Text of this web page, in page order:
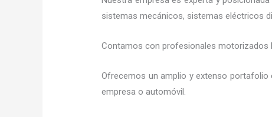
sistemas mecánicos, sistemas eléctricos
Contamos con profesionales motorizados
Ofrecemos un amplio y extenso portafolio
empresa o automóvil.